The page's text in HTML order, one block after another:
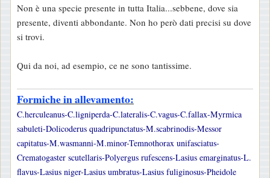
s
s
a
g
o
Non è una specie presente in tutta Italia...sebbene, dove sia
presente, diventi abbondante. Non ho però dati precisi su dove
si trovi.
Qui da noi, ad esempio, ce ne sono tantissime.
Formiche in allevamento:
C.herculeanus-C.ligniperda-C.lateralis-C.vagus-C.fallax-Myrmica
sabuleti-Dolicoderus quadripunctatus-M.scabrinodis-Messor
capitatus-M.wasmanni-M.minor-Temnothorax unifasciatus-
Crematogaster scutellaris-Polyergus rufescens-Lasius emarginatus-L.
flavus-Lasius niger-Lasius umbratus-Lasius fuliginosus-Pheidole